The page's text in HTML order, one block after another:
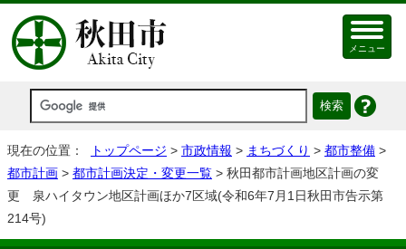
メニュー
現在の位置： トップページ > 市政情報 > まちづくり > 都市整備 >
都市計画 > 都市計画決定・変更一覧 > 秋田都市計画地区計画の変
更 泉ハイタウン地区計画ほか7区域(令和6年7月1日秋田市告示第
214号)